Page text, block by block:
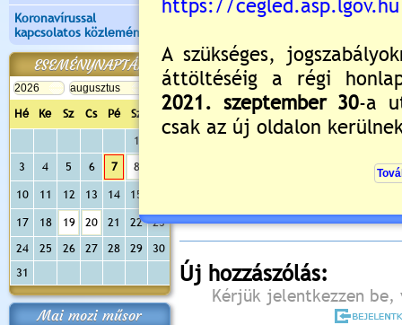
Koronavírussal
kapcsolatos közlemények
ESEMÉNYNAPTÁR
Hé Ke Sz Cs Pé Sz
Va
1
3
4 5 6 7 8
10 11 12 13 14 15
17 18 19 20 21 22
23
24
25 26 27 28 29
30
31
Mai mozi műsor
Még nincsenek hozzászólások
Új hozzászólás:
Kérjük jelentkezzen be,